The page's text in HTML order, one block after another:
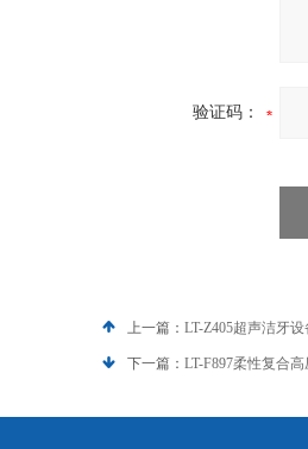
验证码：
上一篇： LT-Z405超声洁牙
下一篇： LT-F897柔性复合